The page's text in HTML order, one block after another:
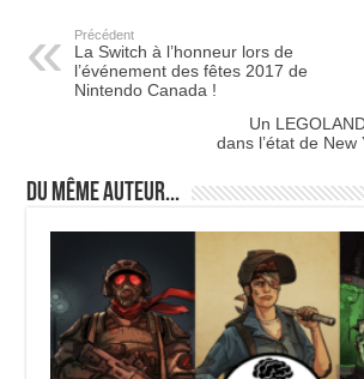
Précédent
La Switch à l’honneur lors de
l’événement des fêtes 2017 de
Nintendo Canada !
Un
dans l’état de New
Du même auteur...